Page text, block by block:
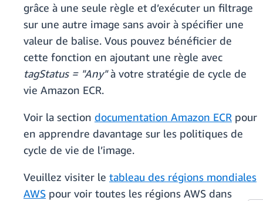
grâce à une seule règle et d’exécuter un filtrage
sur une autre image sans avoir à spécifier une
valeur de balise. Vous pouvez bénéficier de
cette fonction en ajoutant une règle avec
tagStatus = "Any"à votre stratégie de cycle de
vie Amazon ECR.
Voir la section documentation Amazon ECR pour
en apprendre davantage sur les politiques de
cycle de vie de l’image.
Veuillez visiter le tableau des régions mondiales
AWS pour voir toutes les régions AWS dans